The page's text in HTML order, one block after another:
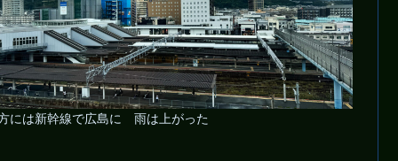
には新幹線で広島に 雨は上がった